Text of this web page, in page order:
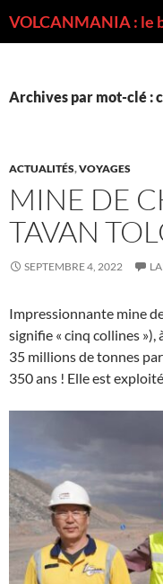
Archives par mot-clé :
ACTUALITÉS,VOYAGES
MINE DE
TAVAN
SEPTEMBRE 4, 2022
Impressionnante mine
signifie « cinq collines
35 millions de tonnes
350 ans ! Elle est